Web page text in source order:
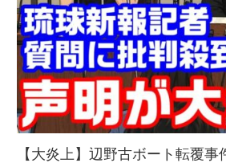
【大炎上】辺野古ボート転覆